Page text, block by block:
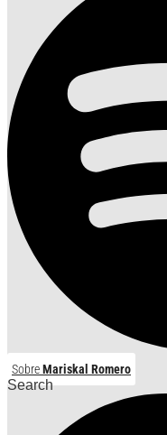
SobreMariskal Romero
Search